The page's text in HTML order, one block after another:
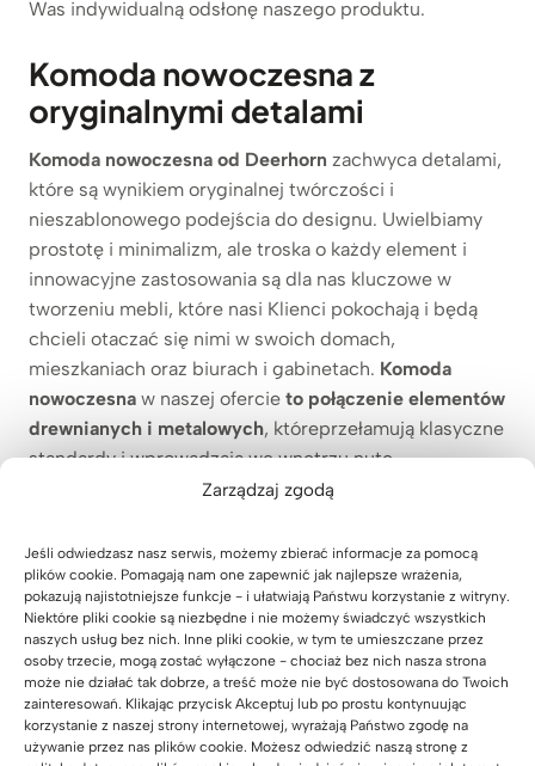
Zarządzaj zgodą
Jeśli odwiedzasz nasz serwis, możemy zbierać informacje za pomocą
plików cookie. Pomagają nam one zapewnić jak najlepsze wrażenia,
pokazują najistotniejsze funkcje - i ułatwiają Państwu korzystanie z witryny.
Niektóre pliki cookie są niezbędne i nie możemy świadczyć wszystkich
naszych usług bez nich. Inne pliki cookie, w tym te umieszczane przez
osoby trzecie, mogą zostać wyłączone - chociaż bez nich nasza strona
może nie działać tak dobrze, a treść może nie być dostosowana do Twoich
zainteresowań. Klikając przycisk Akceptuj lub po prostu kontynuując
korzystanie z naszej strony internetowej, wyrażają Państwo zgodę na
używanie przez nas plików cookie. Możesz odwiedzić naszą stronę z
Was indywidualną odsłonę naszego produktu.
Komoda nowoczesna z
oryginalnymi detalami
Komoda nowoczesna od Deerhorn zachwyca detalami,
które są wynikiem oryginalnej twórczości i
nieszablonowego podejścia do designu. Uwielbiamy
prostotę i minimalizm, ale troska o każdy element i
innowacyjne zastosowania są dla nas kluczowe w
tworzeniu mebli, które nasi Klienci pokochają i będą
chcieli otaczać się nimi w swoich domach,
mieszkaniach oraz biurach i gabinetach. Komoda
nowoczesna w naszej ofercie to połączenie elementów
drewnianych i metalowych, któreprzełamują klasyczne
standardy i wprowadzają we wnętrzu nutę
oryginalności oraz niebanalnego stylu.
Podkategorie:
Komoda biała